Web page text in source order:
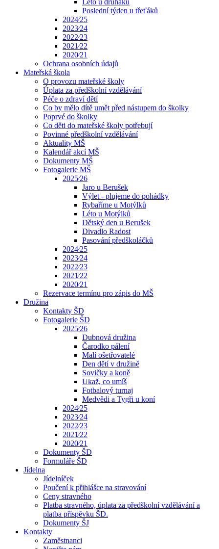
Léto u druháků
Poslední týden u třeťáků
2024⁄25
2023⁄24
2022⁄23
2021⁄22
2020⁄21
Ochrana osobních údajů
Mateřská škola
O provozu mateřské školy
Úplata za předškolní vzdělávání
Péče o zdraví dětí
Co by mělo dítě umět před nástupem do školky
Poprvé do školky
Co děti do mateřské školy potřebují
Povinné předškolní vzdělávání
Aktuality MŠ
Kalendář akcí MŠ
Dokumenty MŠ
Fotogalerie MŠ
2025⁄26
Jaro u Berušek
Výlet - plujeme do pohádky
Rybaříme u Motýlků
Léto u Motýlků
Dětský den u Berušek
Divadlo Radost
Pasování předškoláčků
2024⁄25
2023⁄24
2022⁄23
2021⁄22
2020⁄21
Rezervace termínu pro zápis do MŠ
Družina
Kontakty ŠD
Fotogalerie ŠD
2025⁄26
Dubnová družina
Čarodko pálení
Malí ošetřovatelé
Den dětí v družině
Sovičky a koně
Ukaž, co umíš
Fotbalový turnaj
Medvědi a Tygři u koní
2024⁄25
2023⁄24
2022⁄23
2021⁄22
2020⁄21
Dokumenty ŠD
Formuláře ŠD
Jídelna
Jídelníček
Poučení k přihlášce na stravování
Ceny stravného
Platba stravného, úplata za předškolní vzdělávání a
platba příspěvku ŠD.
Dokumenty ŠJ
Kontakty
Zaměstnanci